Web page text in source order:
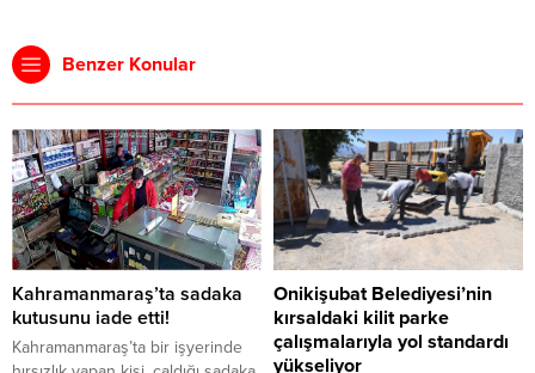
Benzer Konular
Kahramanmaraş’ta sadaka
kutusunu iade etti!
Kahramanmaraş’ta bir işyerinde
Onikişubat Belediyesi’nin
kırsaldaki kilit parke
çalışmalarıyla yol standardı
yükseliyor